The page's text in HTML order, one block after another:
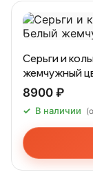
Серьги и
жемчужный
8900 ₽
В наличии